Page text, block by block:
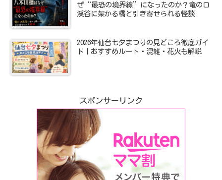
ぜ“最恐の境界線”になったのか？竜の口
渓谷に架かる橋と引き寄せられる怪談
2026年仙台七夕まつりの見どころ徹底ガイ
ド｜おすすめルート・混雑・花火も解説
スポンサーリンク